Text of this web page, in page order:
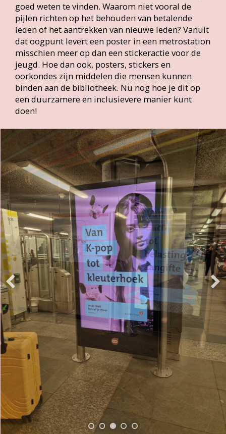
Bibliotheekblad 5 • mei 2024
Rianne van Melik en Jamea Kofi van de
openbare bibliotheken als sociale
infrastructuur. In deze column bespreken ze
om beurten hun belangrijkste bevindingen.
Een serie buitenreclames van de Bibliotheek
Rotterdam.